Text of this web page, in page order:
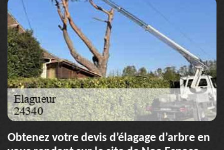
Obtenez votre devis d’élagage d’arbre en